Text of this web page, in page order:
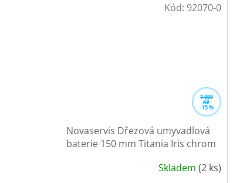
1 099
Kč
–15 %
Novaservis Dřezová umyvadlová
baterie 150 mm Titania Iris chrom
Skladem (2 ks)
Kód: 92070-0